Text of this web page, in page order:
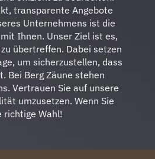
transparente Angebote
Unternehmens ist die
Ihnen. Unser Ziel ist es,
übertreffen. Dabei setzen
um sicherzustellen, dass
Bei Berg Zäune stehen
Vertrauen Sie auf unsere
umzusetzen. Wenn Sie
richtige Wahl!